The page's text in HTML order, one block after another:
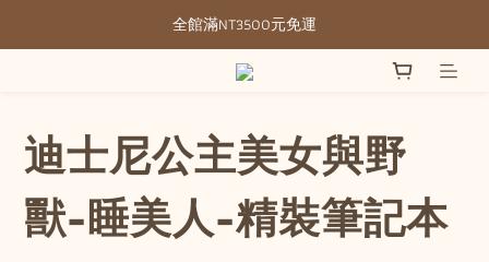
全館滿NT3500元免運
全館滿NT3500元免運
部分現貨＋預購20-30天不含假日
迪士尼公主美女與野
獸-睡美人-精裝筆記本